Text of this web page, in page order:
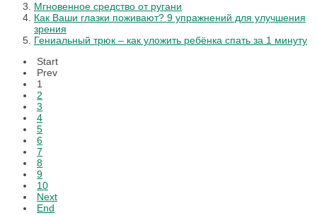
Мгновенное средство от ругани
Как Ваши глазки поживают? 9 упражнений для улучшения
зрения
Гениальный трюк – как уложить ребёнка спать за 1 минуту
Start
Prev
1
2
3
4
5
6
7
8
9
10
Next
End